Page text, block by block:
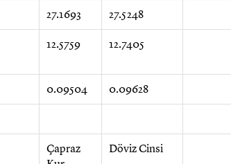
27.1693 27.5248
12.5759 12.7405
0.09504 0.09628
Çapraz
Döviz Cinsi